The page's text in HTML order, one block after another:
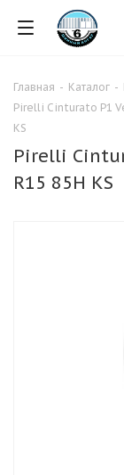
Главная - Каталог -
Pirelli Cinturato P1
KS
Pirelli
R15 85H KS